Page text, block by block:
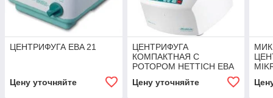
ЦЕНТРИФУГА EBA 21
Цену уточняйте
ЦЕНТРИФУГА
КОМПАКТНАЯ С
РОТОРОМ HETTICH EBA
Цену уточняйте